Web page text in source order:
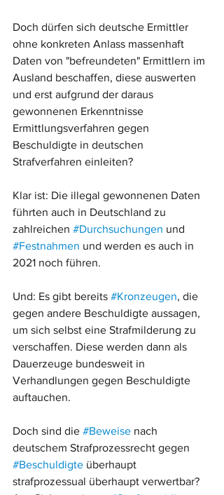
Doch dürfen sich deutsche Ermittler
ohne konkreten Anlass massenhaft
Daten von "befreundeten" Ermittlern im
Ausland beschaffen, diese auswerten
und erst aufgrund der daraus
gewonnenen Erkenntnisse
Ermittlungsverfahren gegen
Beschuldigte in deutschen
Strafverfahren einleiten?
Klar ist: Die illegal gewonnenen Daten
führten auch in Deutschland zu
zahlreichen #Durchsuchungen und
#Festnahmen und werden es auch in
2021 noch führen.
Und: Es gibt bereits #Kronzeugen, die
gegen andere Beschuldigte aussagen,
um sich selbst eine Strafmilderung zu
verschaffen. Diese werden dann als
Dauerzeuge bundesweit in
Verhandlungen gegen Beschuldigte
auftauchen.
Doch sind die #Beweise nach
deutschem Strafprozessrecht gegen
#Beschuldigte überhaupt
strafprozessual überhaupt verwertbar?